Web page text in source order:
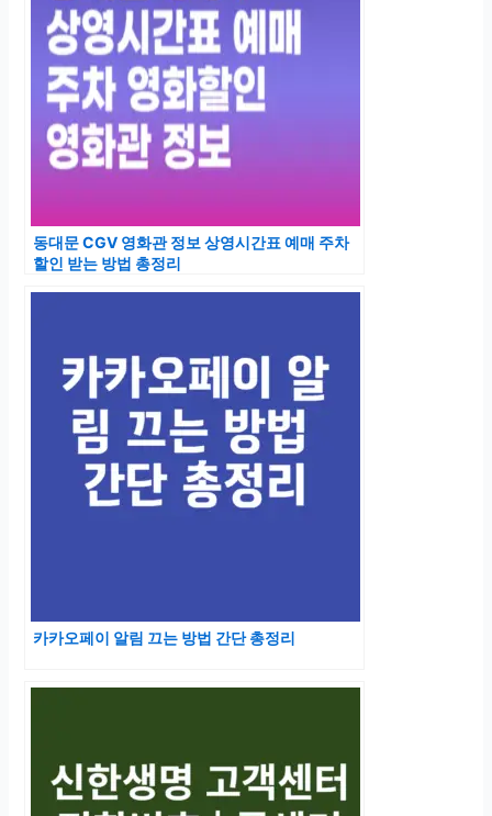
동대문 CGV 영화관 정보 상영시간표 예매 주차
할인 받는 방법 총정리
카카오페이 알림 끄는 방법 간단 총정리